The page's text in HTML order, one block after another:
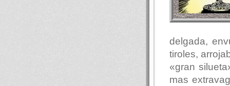
delgada,
tiroles,
«gran
mas